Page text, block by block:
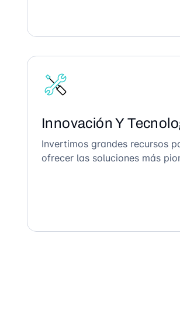
Innovación Y
Invertimos grandes recursos
ofrecer las soluciones más